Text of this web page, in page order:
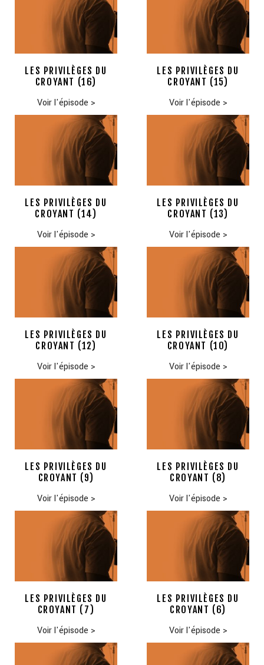
LES PRIVILÈGES DU
CROYANT (16)
Voir l'épisode >
LES PRIVILÈGES DU
CROYANT (15)
Voir l'épisode >
LES PRIVILÈGES DU
CROYANT (14)
Voir l'épisode >
LES PRIVILÈGES DU
CROYANT (13)
Voir l'épisode >
LES PRIVILÈGES DU
CROYANT (12)
Voir l'épisode >
LES PRIVILÈGES DU
CROYANT (10)
Voir l'épisode >
LES PRIVILÈGES DU
CROYANT (9)
Voir l'épisode >
LES PRIVILÈGES DU
CROYANT (8)
Voir l'épisode >
LES PRIVILÈGES DU
CROYANT (7)
Voir l'épisode >
LES PRIVILÈGES DU
CROYANT (6)
Voir l'épisode >